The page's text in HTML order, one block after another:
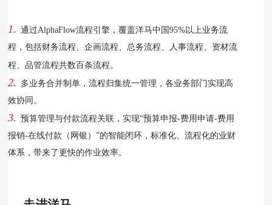
1.
通过AlphaFlow流程引擎，覆盖洋马中国95%以上业务流
程，包括财务流程、企画流程、总务流程、人事流程、资材流
程、品管流程共数百条流程。
2.
多业务合并制单，流程归集统一管理，各业务部门实现高
效协同。
3.
预算管理与付款流程关联，实现“预算申报-费用申请-费用
报销-在线付款（网银）”的智能闭环，标准化、流程化的业财
体系，带来了更快的作业效率。